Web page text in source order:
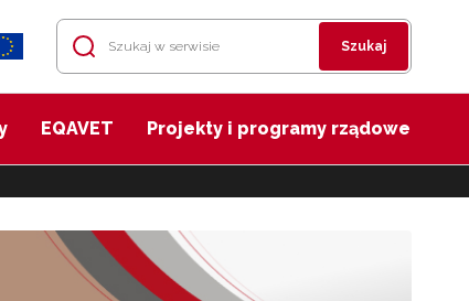
Szukaj
EQAVET Projekty i programy rządowe